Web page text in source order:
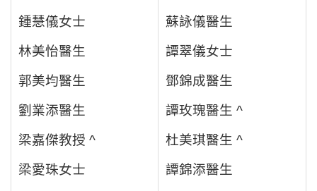
鍾慧儀女士
林美怡醫生
郭美均醫生
劉業添醫生
梁嘉傑教授 ^
梁愛珠女士
蘇詠儀醫生
譚翠儀女士
鄧錦成醫生
譚玫瑰醫生 ^
杜美琪醫生 ^
譚錦添醫生